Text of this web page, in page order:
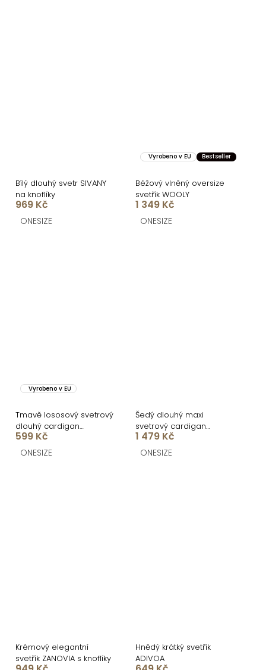
Bílý dlouhý svetr SIVANY
na knoflíky
969 Kč
ONESIZE
Vyrobeno v EU Bestseller
Béžový vlněný oversize
svetřík WOOLY
1 349 Kč
ONESIZE
Vyrobeno v EU
Tmavě lososový svetrový
dlouhý cardigan
SENTENCERO
599 Kč
ONESIZE
Šedý dlouhý maxi
svetrový cardigan
TOMELIR
1 479 Kč
ONESIZE
Krémový elegantní
svetřík ZANOVIA s knoflíky
Hnědý krátký svetřík
ADIVOA